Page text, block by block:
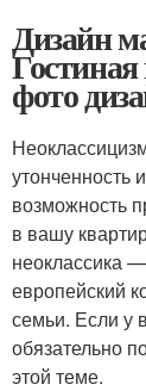
Дизайн
Гостиная
фото
утонченность
возможность
в вашу
неоклассика
европейский
семьи. Если у
обязательно
этой теме.